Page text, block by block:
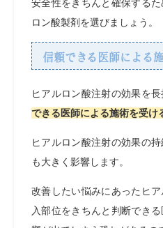
安全性をきちんと確保する
ロン酸製剤を選びましょう。
信頼できる医師による
ヒアルロン酸注射の効果を長
できる医師による施術を受け
ヒアルロン酸注射の効果の
も大きく影響します。
改善したい悩みにあったヒ
入部位をきちんと判断でき